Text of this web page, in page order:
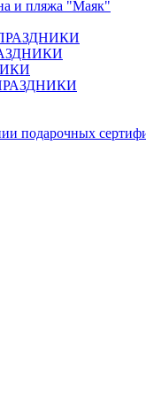
и пляжа "Маяк"
ПРАЗДНИКИ
ПРАЗДНИКИ
подарочных